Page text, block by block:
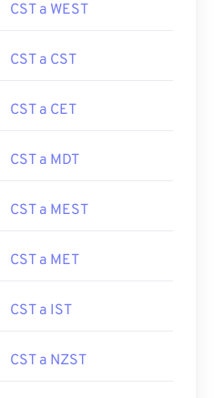
CST a WEST
CST a CST
CST a CET
CST a MDT
CST a MEST
CST a MET
CST a IST
CST a NZST